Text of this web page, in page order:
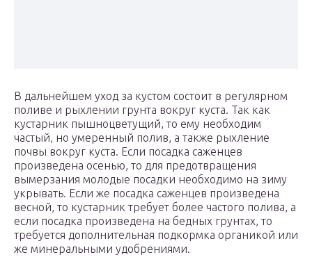
В дальнейшем уход за кустом состоит в регулярном
поливе и рыхлении грунта вокруг куста. Так как
кустарник пышноцветущий, то ему необходим
частый, но умеренный полив, а также рыхление
почвы вокруг куста. Если посадка саженцев
произведена осенью, то для предотвращения
вымерзания молодые посадки необходимо на зиму
укрывать. Если же посадка саженцев произведена
весной, то кустарник требует более частого полива, а
если посадка произведена на бедных грунтах, то
требуется дополнительная подкормка органикой или
же минеральными удобрениями.